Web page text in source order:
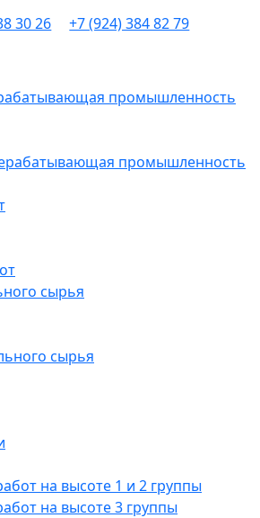
промышленность
сырья
на высоте 1 и 2 группы
на высоте 3 группы
30 26 +7 (924) 384 82 79
промышленность
сырья